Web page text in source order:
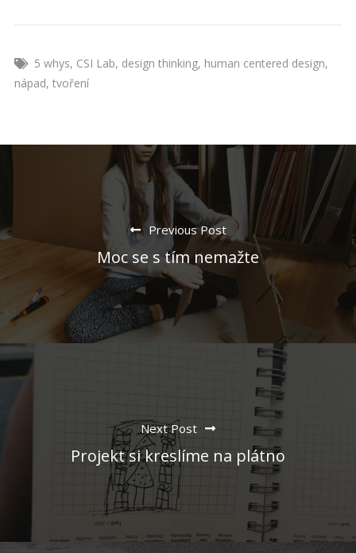
5 whys, CSI Lab, design thinking, human centered design,
nápad, tvoření
Previous Post
Moc se s tím nemažte
Next Post
Projekt si kreslíme na plátno